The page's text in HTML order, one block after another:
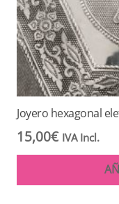
Joyero hexagonal
15,00€ IVA Incl.